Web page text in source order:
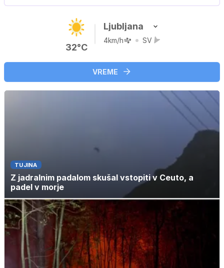
32°C
Ljubljana
4km/h SV
VREME
TUJINA
Z jadralnim padalom skušal vstopiti v Ceuto, a
padel v morje